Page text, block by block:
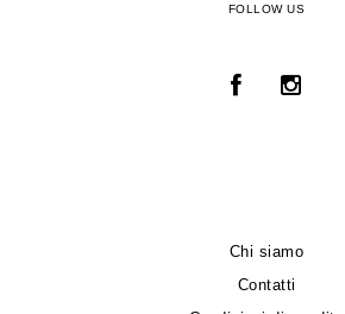
FOLLOW US
Chi siamo
Contatti